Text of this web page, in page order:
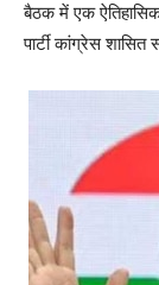
बैठक में एक
पार्टी कांग्रेस